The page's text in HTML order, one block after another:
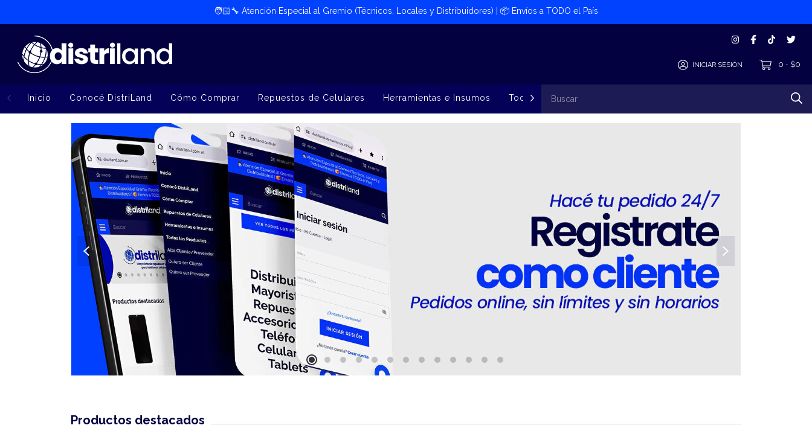
🧑🏻‍🔧​ Atención Especial al Gremio (Técnicos, Locales y Distribuidores) | 📦​ Envíos a TODO el País
INICIAR SESIÓN 0 - $0
Inicio Conocé DistriLand Cómo Comprar Repuestos de Celulares Herramientas e Insumos Todos los Productos
Productos destacados